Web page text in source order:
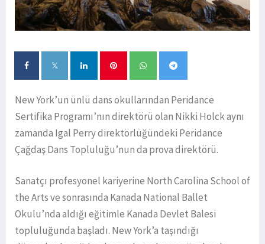
New York’un ünlü dans okullarından Peridance
Sertifika Programı’nın direktörü olan Nikki Holck aynı
zamanda Igal Perry direktörlüğündeki Peridance
Çağdaş Dans Topluluğu’nun da prova direktörü.
Sanatçı profesyonel kariyerine North Carolina School of
the Arts ve sonrasında Kanada National Ballet
Okulu’nda aldığı eğitimle Kanada Devlet Balesi
topluluğunda başladı. New York’a taşındığı